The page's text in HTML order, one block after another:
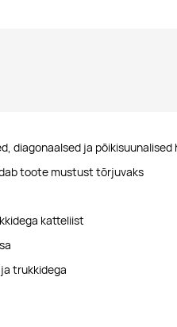
diagonaalsed ja põikisuunalised
toote mustust tõrjuvaks
katteliist
trukkidega